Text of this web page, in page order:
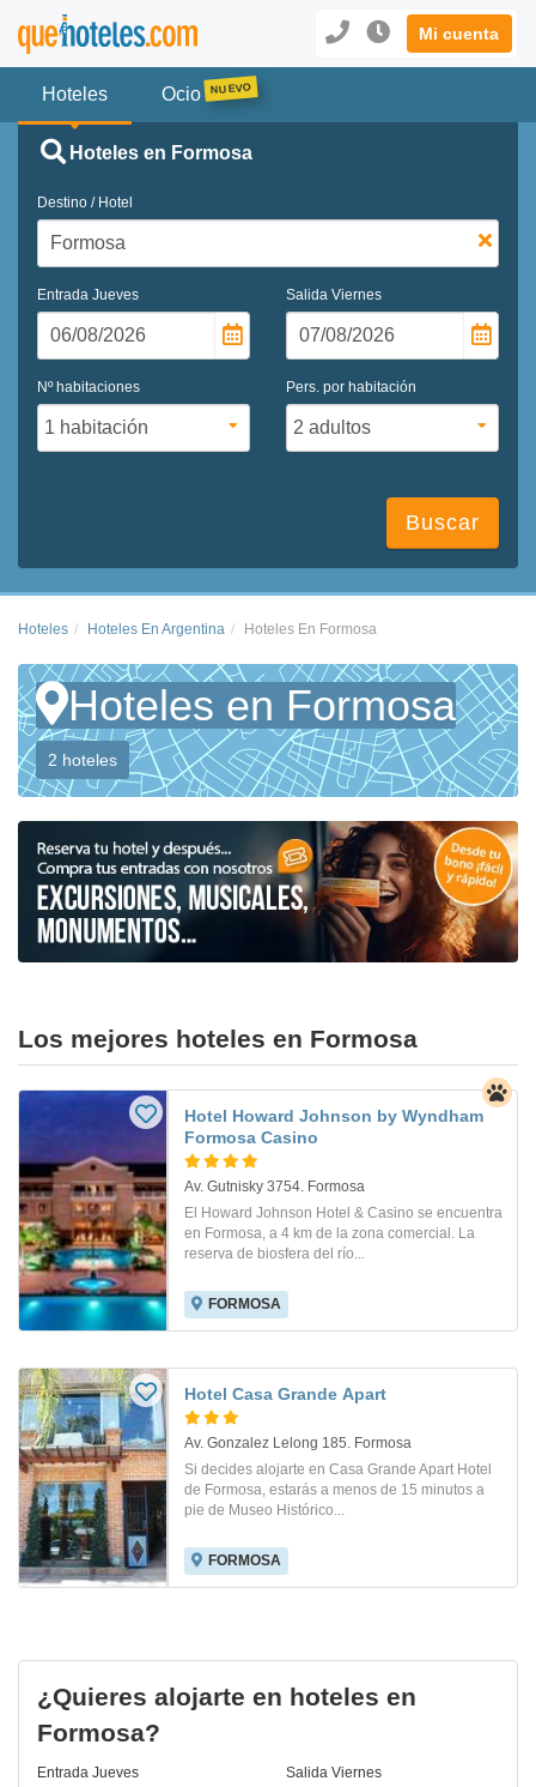
Mi cuenta
Hoteles Ocio
Hoteles en Formosa
Destino / Hotel
Entrada Jueves Salida Viernes
Nº habitaciones Pers. por habitación
Buscar
Hoteles Hoteles En Argentina Hoteles En Formosa
Hoteles en Formosa
2 hoteles
Los mejores hoteles en Formosa
Hotel Howard Johnson by Wyndham
Formosa Casino
Av. Gutnisky 3754. Formosa
El Howard Johnson Hotel & Casino se encuentra
en Formosa, a 4 km de la zona comercial. La
reserva de biosfera del río...
FORMOSA
Hotel Casa Grande Apart
Av. Gonzalez Lelong 185. Formosa
Si decides alojarte en Casa Grande Apart Hotel
de Formosa, estarás a menos de 15 minutos a
pie de Museo Histórico...
FORMOSA
¿Quieres alojarte en hoteles en
Formosa?
Entrada Jueves Salida Viernes